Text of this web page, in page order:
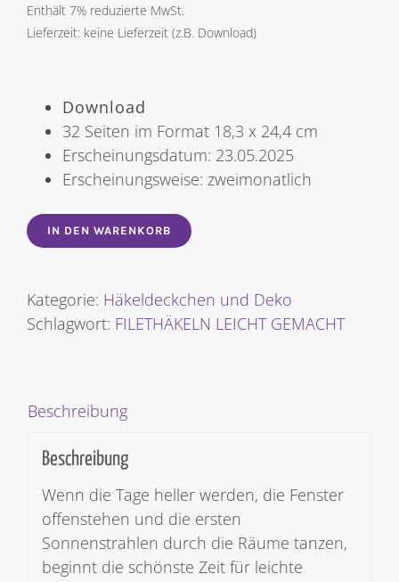
Enthält 7% reduzierte MwSt.
Lieferzeit: keine Lieferzeit (z.B. Download)
Download
32 Seiten im Format 18,3 x 24,4 cm
Erscheinungsdatum: 23.05.2025
Erscheinungsweise: zweimonatlich
IN DEN WARENKORB
Kategorie: Häkeldeckchen und Deko
Schlagwort: FILETHÄKELN LEICHT GEMACHT
Beschreibung
Beschreibung
Wenn die Tage heller werden, die Fenster
offenstehen und die ersten
Sonnenstrahlen durch die Räume tanzen,
beginnt die schönste Zeit für leichte